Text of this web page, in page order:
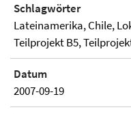
Schlagwörter
Lateinamerika, Chile,
Teilprojekt B5,
Datum
2007-09-19